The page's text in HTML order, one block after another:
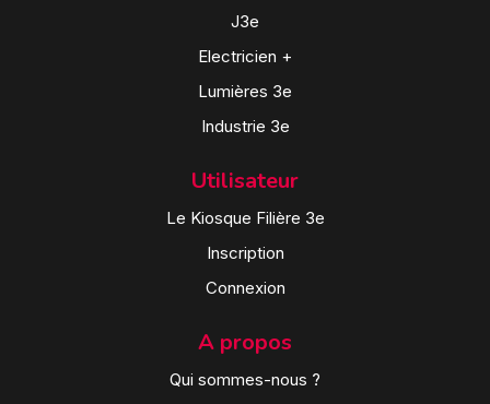
J3e
Electricien +
Lumières 3e
Industrie 3e
Utilisateur
Le Kiosque Filière 3e
Inscription
Connexion
A propos
Qui sommes-nous ?